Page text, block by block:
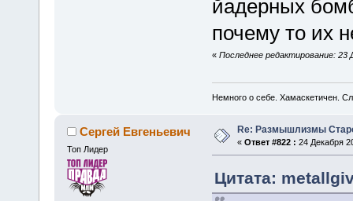
йадерных
почему то их
« Последнее редактирование: 23
Немного о себе. Хамаскетичен.
Сергей Евгеньевич
Топ Лидер
Re: Размышлизмы
« Ответ #822 : 24 Декабря
Цитата: